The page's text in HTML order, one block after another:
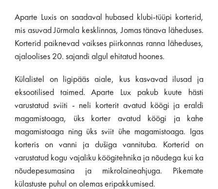
Aparte Luxis on saadaval hubased klubi-tüüpi korterid,
mis asuvad Jūrmala kesklinnas, Jomas tänava läheduses.
Korterid paiknevad vaikses piirkonnas ranna läheduses,
ajaloolises 20. sajandi algul ehitatud hoones.
Külalistel on ligipääs aiale, kus kasvavad ilusad ja
eksootilised taimed. Aparte Lux pakub kuute hästi
varustatud sviiti - neli korterit avatud köögi ja eraldi
magamistoaga, üks korter avatud köögi ja kahe
magamistoaga ning üks sviit ühe magamistoaga. Igas
korteris on vanni ja dušiga vannituba. Korterid on
varustatud kogu vajaliku köögitehnika ja nõudega kui ka
nõudepesumasina ja mikrolaineahjuga. Pikemate
külastuste puhul on olemas eripakkumised.